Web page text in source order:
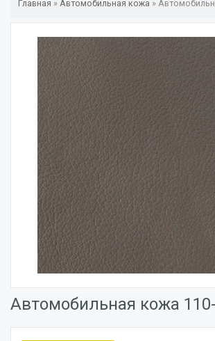
Главная » Автомобильная кожа »
Автомобильная кожа